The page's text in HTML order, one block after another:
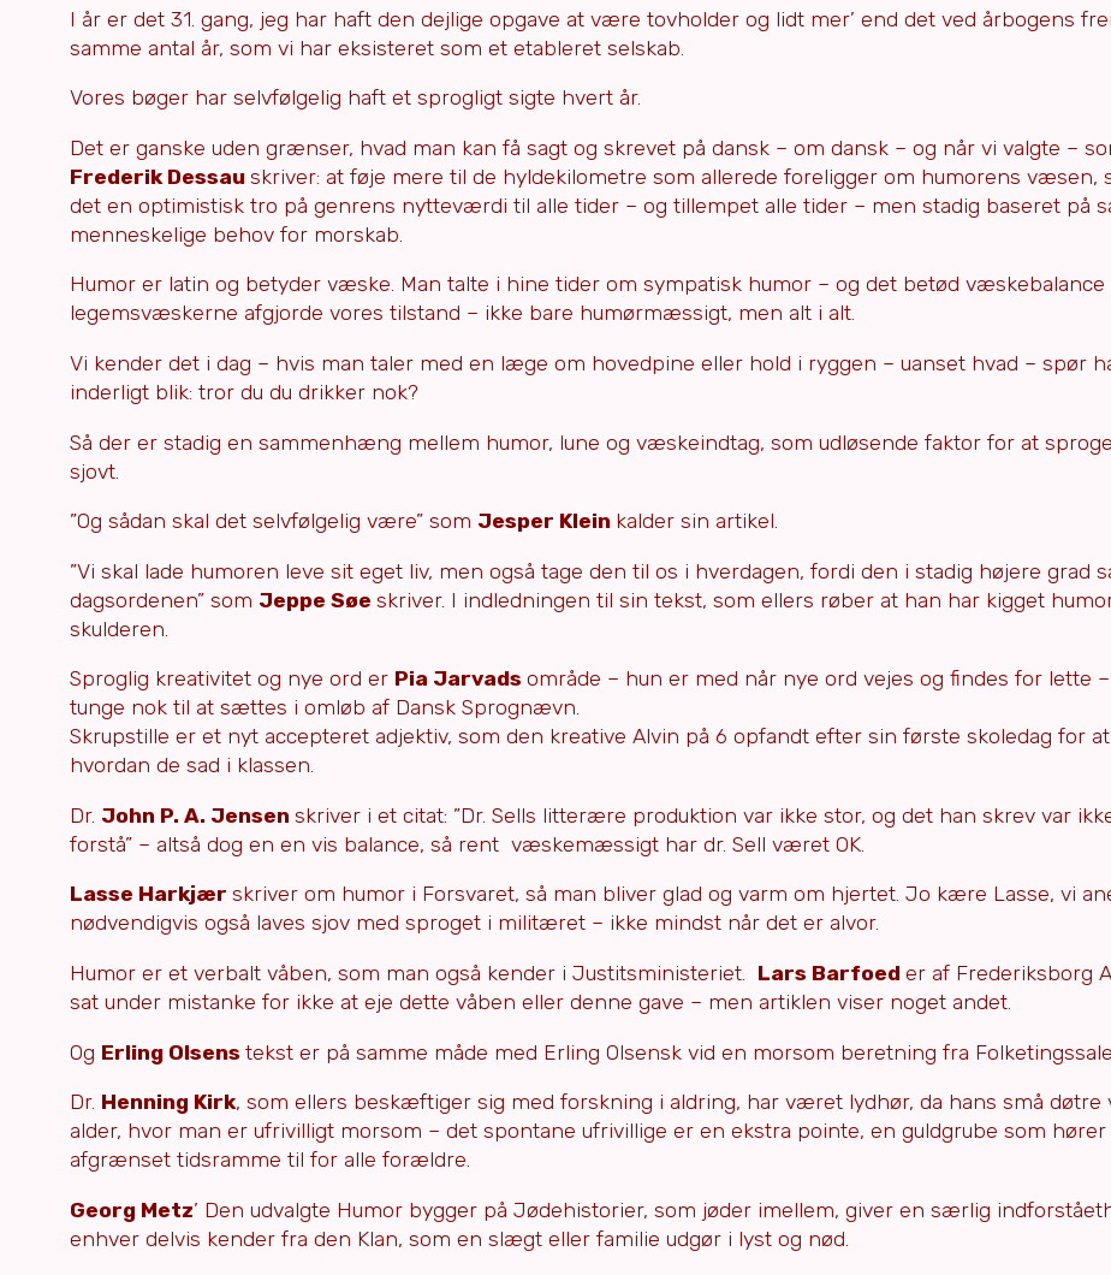
I år er det 31. gang, jeg har haft den dejlige opgave at være tovholder og lidt mer’ end det ved årbogens
samme antal år, som vi har eksisteret som et etableret selskab.
Vores bøger har selvfølgelig haft et sprogligt sigte hvert år.
Det er ganske uden grænser, hvad man kan få sagt og skrevet på dansk – om dansk – og når vi valgte –
Frederik Dessau skriver: at føje mere til de hyldekilometre som allerede foreligger om humorens væsen,
det en optimistisk tro på genrens nytteværdi til alle tider – og tillempet alle tider – men stadig baseret på
menneskelige behov for morskab.
Humor er latin og betyder væske. Man talte i hine tider om sympatisk humor – og det betød væskebalance
legemsvæskerne afgjorde vores tilstand – ikke bare humørmæssigt, men alt i alt.
Vi kender det i dag – hvis man taler med en læge om hovedpine eller hold i ryggen – uanset hvad – spør
inderligt blik: tror du du drikker nok?
Så der er stadig en sammenhæng mellem humor, lune og væskeindtag, som udløsende faktor for at
sjovt.
”Og sådan skal det selvfølgelig være” som Jesper Klein kalder sin artikel.
”Vi skal lade humoren leve sit eget liv, men også tage den til os i hverdagen, fordi den i stadig højere grad
dagsordenen” som Jeppe Søe skriver. I indledningen til sin tekst, som ellers røber at han har kigget
skulderen.
Sproglig kreativitet og nye ord er Pia Jarvads område – hun er med når nye ord vejes og findes for lette
tunge nok til at sættes i omløb af Dansk Sprognævn.
Skrupstille er et nyt accepteret adjektiv, som den kreative Alvin på 6 opfandt efter sin første skoledag for
hvordan de sad i klassen.
Dr. John P. A. Jensen skriver i et citat: ”Dr. Sells litterære produktion var ikke stor, og det han skrev var
forstå” – altså dog en en vis balance, så rent væskemæssigt har dr. Sell været OK.
Lasse Harkjær skriver om humor i Forsvaret, så man bliver glad og varm om hjertet. Jo kære Lasse, vi
nødvendigvis også laves sjov med sproget i militæret – ikke mindst når det er alvor.
Humor er et verbalt våben, som man også kender i Justitsministeriet. Lars Barfoed er af Frederiksborg
sat under mistanke for ikke at eje dette våben eller denne gave – men artiklen viser noget andet.
Og Erling Olsens tekst er på samme måde med Erling Olsensk vid en morsom beretning fra
Dr. Henning Kirk, som ellers beskæftiger sig med forskning i aldring, har været lydhør, da hans små døtre
alder, hvor man er ufrivilligt morsom – det spontane ufrivillige er en ekstra pointe, en guldgrube som hører
afgrænset tidsramme til for alle forældre.
Georg Metz’ Den udvalgte Humor bygger på Jødehistorier, som jøder imellem, giver en særlig
enhver delvis kender fra den Klan, som en slægt eller familie udgør i lyst og nød.